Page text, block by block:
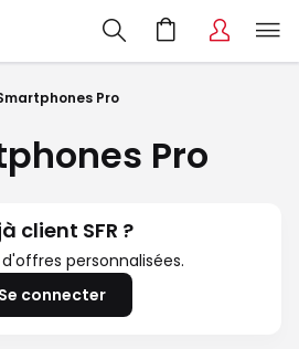
Pro
Pro
client SFR ?
personnalisées.
Se connecter